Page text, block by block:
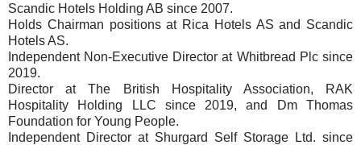
Scandic Hotels Holding AB since 2007.
Holds Chairman positions at Rica Hotels AS and Scandic
Hotels AS.
Independent Non-Executive Director at Whitbread Plc since
2019.
Director at The British Hospitality Association, RAK
Hospitality Holding LLC since 2019, and Dm Thomas
Foundation for Young People.
Independent Director at Shurgard Self Storage Ltd. since